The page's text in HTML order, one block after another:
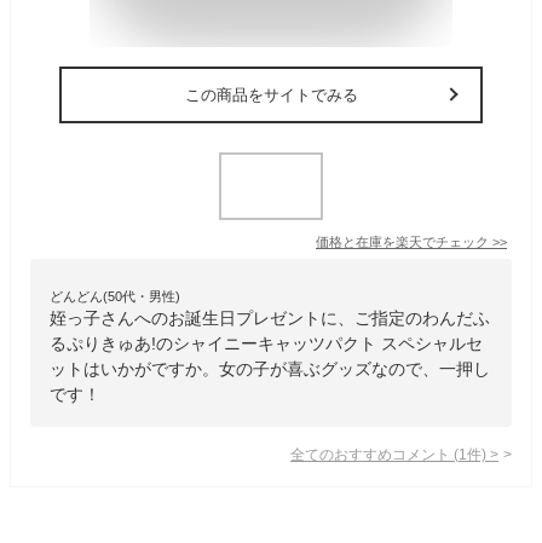
この商品をサイトでみる
価格と在庫を楽天でチェック >>
どんどん(50代・男性)
姪っ子さんへのお誕生日プレゼントに、ご指定のわんだふ
るぷりきゅあ!のシャイニーキャッツパクト スペシャルセ
ットはいかがですか。女の子が喜ぶグッズなので、一押し
です！
全てのおすすめコメント (1 件) >